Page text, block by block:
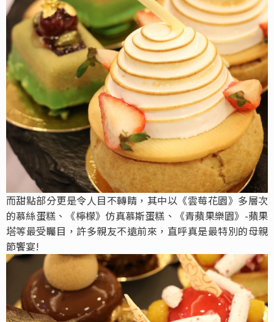
而甜點部分更是令人目不轉睛，其中以《雲莓花園》多層次
的慕絲蛋糕、《檸檬》仿真慕斯蛋糕、《青蘋果樂園》-蘋果
塔等最受矚目，許多親友不遠前來，直呼真是最特別的母親
節饗宴!